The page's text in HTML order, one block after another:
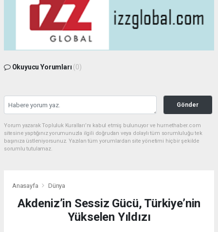
Okuyucu Yorumları (0)
Gönder
Yorum yazarak Topluluk Kuralları’nı kabul etmiş bulunuyor ve hurnethaber.com
sitesine yaptığınız yorumunuzla ilgili doğrudan veya dolaylı tüm sorumluluğu tek
başınıza üstleniyorsunuz. Yazılan tüm yorumlardan site yönetimi hiçbir şekilde
sorumlu tutulamaz.
Anasayfa Dünya
Akdeniz’in Sessiz Gücü, Türkiye’nin
Yükselen Yıldızı